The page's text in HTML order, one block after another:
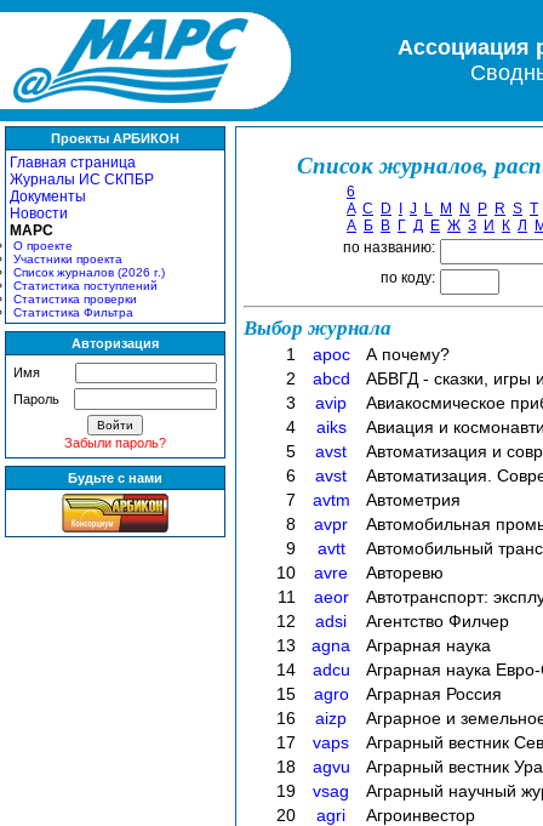
Ассоциация
Проекты АРБИКОН
Главная страница
Журналы ИС СКПБР
Документы
Новости
МАРС
О проекте
Участники проекта
Список журналов (2026 г.)
Статистика поступлений
Статистика проверки
Статистика Фильтра
Авторизация
Имя
Пароль
Забыли пароль?
Будьте с нами
Список журналов,
6
A C D J L M N P R S T
А Б В Г Д Е Ж З И К Л
по названию:
по коду:
Выбор журнала
1 apoc
А почему?
2
abcd
АБВГД - сказки, игры
3
avip
Авиакосмическое
4
aiks
Авиация и
5
avst
Автоматизация и
6
avst
Автоматизация.
7
avtm
Автометрия
8
avpr
Автомобильная
9
avtt
Автомобильный
10
avre
Авторевю
11
aeor
Автотранспорт:
12
adsi
Агентство Филчер
13
agna
Аграрная наука
14
adcu
Аграрная наука
15
agro
Аграрная Россия
16
aizp
Аграрное и
17
vaps
Аграрный вестник
18
agvu
Аграрный вестник
19
vsag
Аграрный научный
20
agri
Агроинвестор